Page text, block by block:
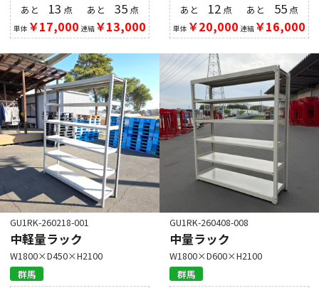
あと 13 点
単体 ￥17,000
あと35 点
連結￥13,000
あと 12点
単体 ￥20,000
あと 55 点
連結￥16,000
GU1RK-260218-001
中軽量ラック
W1800×D450×H2100
群馬
GU1RK-260408-008
中量ラック
W1800×D600×H2100
群馬